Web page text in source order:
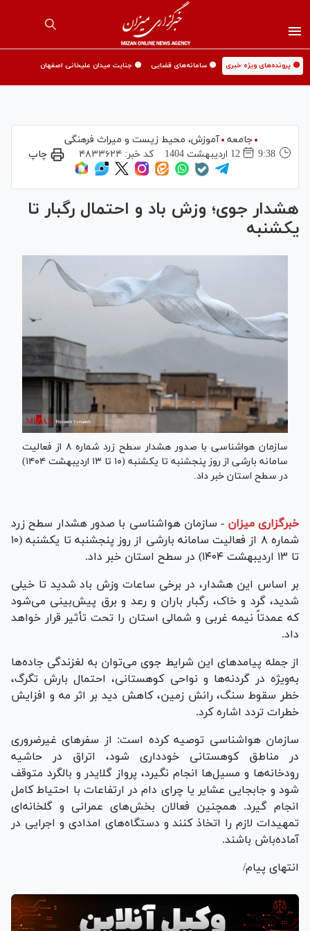
🟡 پرونده‌های ویژه خبری 🟡 سامانه‌های قضایی 🟡 جنایت میدان علیخانی اصفهان
جامعه
آموزش،‌ محیط زیست و میراث فرهنگی
9:38
12 ارديبهشت 1404 کد خبر:۴۸۳۳۶۲۴ چاپ
هشدار جوی؛ وزش باد و احتمال رگبار تا
یکشنبه
سازمان هواشناسی با صدور هشدار سطح زرد شماره ۸ از فعالیت
سامانه بارشی از روز پنجشنبه تا یکشنبه (۱۰ تا ۱۳ اردیبهشت ۱۴۰۴)
در سطح استان خبر داد.
خبرگزاری میزان - سازمان هواشناسی با صدور هشدار سطح زرد
شماره ۸ از فعالیت سامانه بارشی از روز پنجشنبه تا یکشنبه (۱۰
تا ۱۳ اردیبهشت ۱۴۰۴) در سطح استان خبر داد.
بر اساس این هشدار، در برخی ساعات وزش باد شدید تا خیلی
شدید، گرد و خاک، رگبار باران و رعد و برق پیش‌بینی می‌شود
که عمدتاً نیمه غربی و شمالی استان را تحت تأثیر قرار خواهد
داد.
از جمله پیامد‌های این شرایط جوی می‌توان به لغزندگی جاده‌ها
به‌ویژه در گردنه‌ها و نواحی کوهستانی، احتمال بارش تگرگ،
خطر سقوط سنگ، رانش زمین، کاهش دید بر اثر مه و افزایش
خطرات تردد اشاره کرد.
سازمان هواشناسی توصیه کرده است: از سفر‌های غیرضروری
در مناطق کوهستانی خودداری شود، اتراق در حاشیه
رودخانه‌ها و مسیل‌ها انجام نگیرد، پرواز گلایدر و بالگرد متوقف
شود و جابجایی عشایر یا چرای دام در ارتفاعات با احتیاط کامل
انجام گیرد. همچنین فعالان بخش‌های عمرانی و گلخانه‌ای
تمهیدات لازم را اتخاذ کنند و دستگاه‌های امدادی و اجرایی در
آماده‌باش باشند.
انتهای پیام/